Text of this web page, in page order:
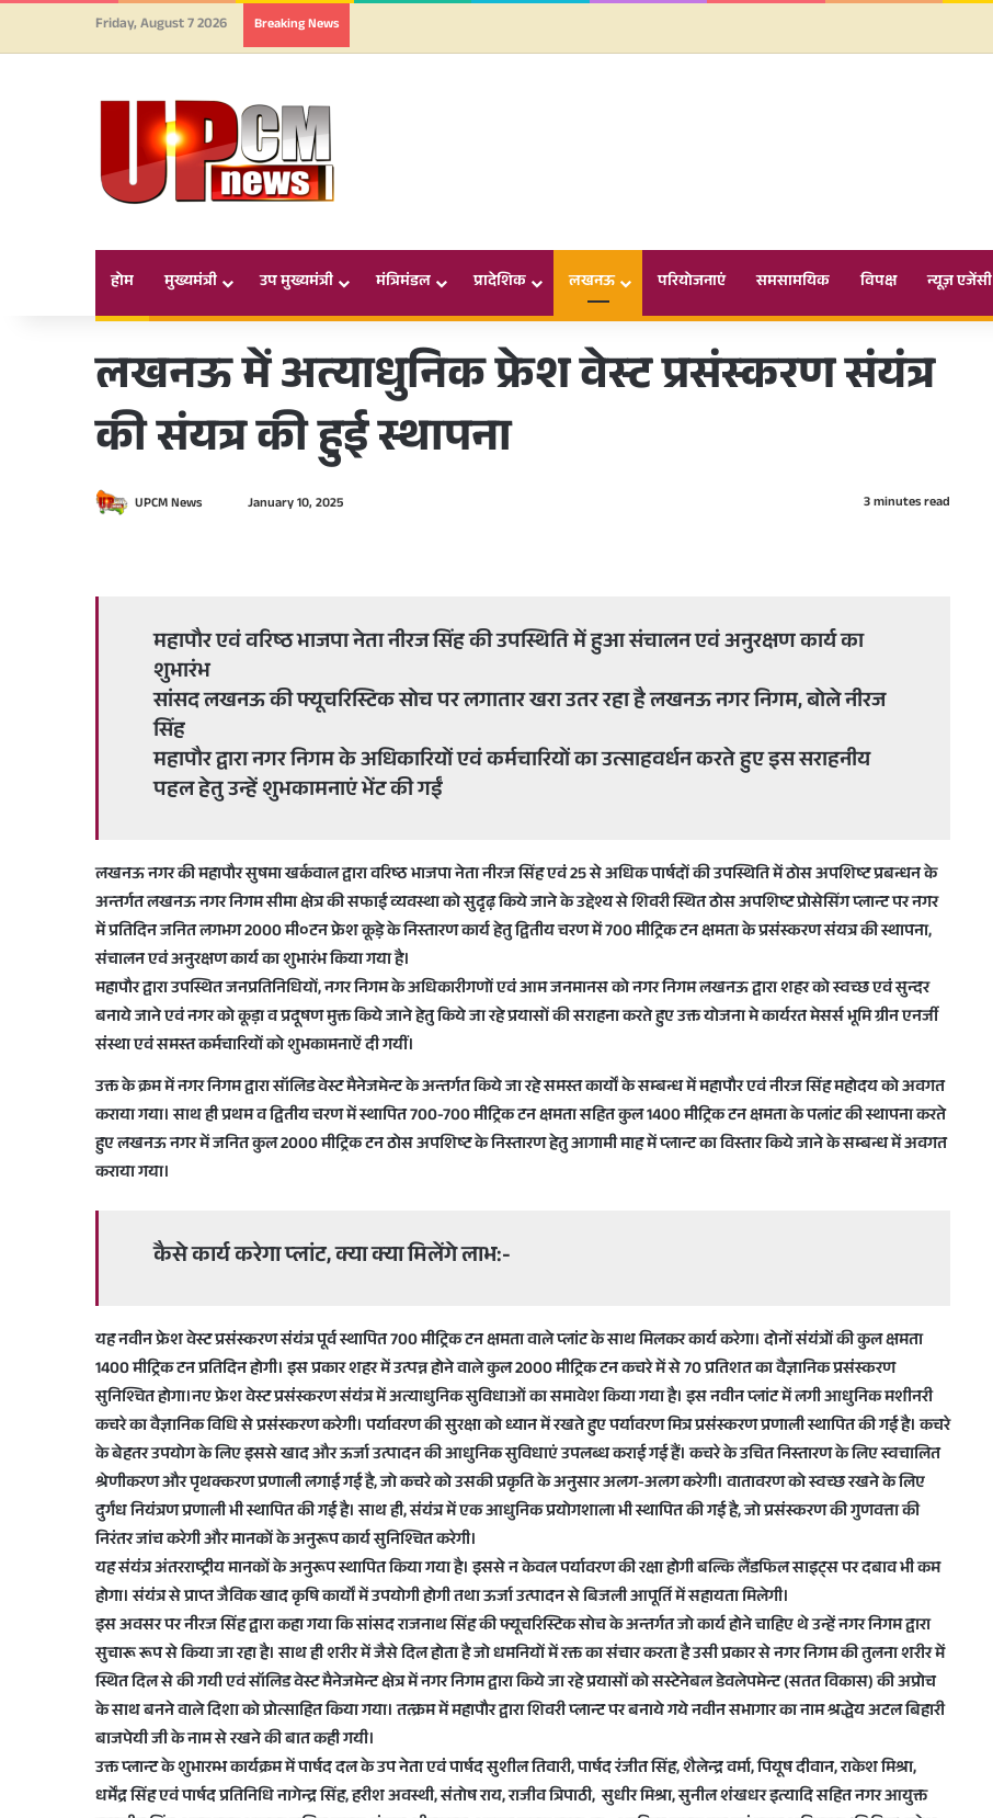
Friday, August 7 2026 Breaking News
होम मुख्यमंत्री उप मुख्यमंत्री मंत्रिमंडल प्रादेशिक लखनऊ परियोजनाएं समसामयिक विपक्ष न्यूज़ एजेंसी
लखनऊ में अत्याधुनिक फ्रेश वेस्ट प्रसंस्करण संयंत्र
की संयत्र की हुई स्थापना
UPCM News
n
m
l
January 10, 2025 3 minutes read
महापौर एवं वरिष्ठ भाजपा नेता नीरज सिंह की उपस्थिति में हुआ संचालन एवं अनुरक्षण कार्य का
शुभारंभ
सांसद लखनऊ की फ्यूचरिस्टिक सोच पर लगातार खरा उतर रहा है लखनऊ नगर निगम, बोले नीरज
सिंह
महापौर द्वारा नगर निगम के अधिकारियों एवं कर्मचारियों का उत्साहवर्धन करते हुए इस सराहनीय
पहल हेतु उन्हें शुभकामनाएं भेंट की गईं
लखनऊ नगर की महापौर सुषमा खर्कवाल द्वारा वरिष्ठ भाजपा नेता नीरज सिंह एवं 25 से अधिक पार्षदों की उपस्थिति में ठोस अपशिष्ट प्रबन्धन के
अन्तर्गत लखनऊ नगर निगम सीमा क्षेत्र की सफाई व्यवस्था को सुदृढ़ किये जाने के उद्देश्य से शिवरी स्थित ठोस अपशिष्ट प्रोसेसिंग प्लान्ट पर नगर
में प्रतिदिन जनित लगभग 2000 मी०टन फ्रेश कूड़े के निस्तारण कार्य हेतु द्वितीय चरण में 700 मीट्रिक टन क्षमता के प्रसंस्करण संयत्र की स्थापना,
संचालन एवं अनुरक्षण कार्य का शुभारंभ किया गया है।
महापौर द्वारा उपस्थित जनप्रतिनिधियों, नगर निगम के अधिकारीगणों एवं आम जनमानस को नगर निगम लखनऊ द्वारा शहर को स्वच्छ एवं सुन्दर
बनाये जाने एवं नगर को कूड़ा व प्रदूषण मुक्त किये जाने हेतु किये जा रहे प्रयासों की सराहना करते हुए उक्त योजना मे कार्यरत मेसर्स भूमि ग्रीन एनर्जी
संस्था एवं समस्त कर्मचारियों को शुभकामनाऐं दी गयीं।
उक्त के क्रम में नगर निगम द्वारा सॉलिड वेस्ट मैनेजमेन्ट के अन्तर्गत किये जा रहे समस्त कार्यों के सम्बन्ध में महापौर एवं नीरज सिंह महोदय को अवगत
कराया गया। साथ ही प्रथम व द्वितीय चरण में स्थापित 700-700 मीट्रिक टन क्षमता सहित कुल 1400 मीट्रिक टन क्षमता के पलांट की स्थापना करते
हुए लखनऊ नगर में जनित कुल 2000 मीट्रिक टन ठोस अपशिष्ट के निस्तारण हेतु आगामी माह में प्लान्ट का विस्तार किये जाने के सम्बन्ध में अवगत
कराया गया।
कैसे कार्य करेगा प्लांट, क्या क्या मिलेंगे लाभ:-
यह नवीन फ्रेश वेस्ट प्रसंस्करण संयंत्र पूर्व स्थापित 700 मीट्रिक टन क्षमता वाले प्लांट के साथ मिलकर कार्य करेगा। दोनों संयंत्रों की कुल क्षमता
1400 मीट्रिक टन प्रतिदिन होगी। इस प्रकार शहर में उत्पन्न होने वाले कुल 2000 मीट्रिक टन कचरे में से 70 प्रतिशत का वैज्ञानिक प्रसंस्करण
सुनिश्चित होगा।नए फ्रेश वेस्ट प्रसंस्करण संयंत्र में अत्याधुनिक सुविधाओं का समावेश किया गया है। इस नवीन प्लांट में लगी आधुनिक मशीनरी
कचरे का वैज्ञानिक विधि से प्रसंस्करण करेगी। पर्यावरण की सुरक्षा को ध्यान में रखते हुए पर्यावरण मित्र प्रसंस्करण प्रणाली स्थापित की गई है। कचरे
के बेहतर उपयोग के लिए इससे खाद और ऊर्जा उत्पादन की आधुनिक सुविधाएं उपलब्ध कराई गई हैं। कचरे के उचित निस्तारण के लिए स्वचालित
श्रेणीकरण और पृथक्करण प्रणाली लगाई गई है, जो कचरे को उसकी प्रकृति के अनुसार अलग-अलग करेगी। वातावरण को स्वच्छ रखने के लिए
दुर्गंध नियंत्रण प्रणाली भी स्थापित की गई है। साथ ही, संयंत्र में एक आधुनिक प्रयोगशाला भी स्थापित की गई है, जो प्रसंस्करण की गुणवत्ता की
निरंतर जांच करेगी और मानकों के अनुरूप कार्य सुनिश्चित करेगी।
यह संयंत्र अंतरराष्ट्रीय मानकों के अनुरूप स्थापित किया गया है। इससे न केवल पर्यावरण की रक्षा होगी बल्कि लैंडफिल साइट्स पर दबाव भी कम
होगा। संयंत्र से प्राप्त जैविक खाद कृषि कार्यों में उपयोगी होगी तथा ऊर्जा उत्पादन से बिजली आपूर्ति में सहायता मिलेगी।
इस अवसर पर नीरज सिंह द्वारा कहा गया कि सांसद राजनाथ सिंह की फ्यूचरिस्टिक सोच के अन्तर्गत जो कार्य होने चाहिए थे उन्हें नगर निगम द्वारा
सुचारू रूप से किया जा रहा है। साथ ही शरीर में जैसे दिल होता है जो धमनियों में रक्त का संचार करता है उसी प्रकार से नगर निगम की तुलना शरीर में
स्थित दिल से की गयी एवं सॉलिड वेस्ट मैनेजमेन्ट क्षेत्र में नगर निगम द्वारा किये जा रहे प्रयासों को सस्टेनेबल डेवलेपमेन्ट (सतत विकास) की अप्रोच
के साथ बनने वाले दिशा को प्रोत्साहित किया गया। तत्क्रम में महापौर द्वारा शिवरी प्लान्ट पर बनाये गये नवीन सभागार का नाम श्रद्धेय अटल बिहारी
बाजपेयी जी के नाम से रखने की बात कही गयी।
उक्त प्लान्ट के शुभारम्भ कार्यक्रम में पार्षद दल के उप नेता एवं पार्षद सुशील तिवारी, पार्षद रंजीत सिंह, शैलेन्द्र वर्मा, पियूष दीवान, राकेश मिश्रा,
धर्मेंद्र सिंह एवं पार्षद प्रतिनिधि नागेन्द्र सिंह, हरीश अवस्थी, संतोष राय, राजीव त्रिपाठी, सुधीर मिश्रा, सुनील शंखधर इत्यादि सहित नगर आयुक्त